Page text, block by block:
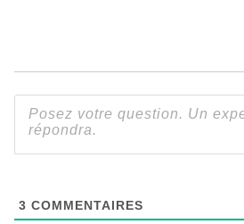
3 COMMENTAIRES